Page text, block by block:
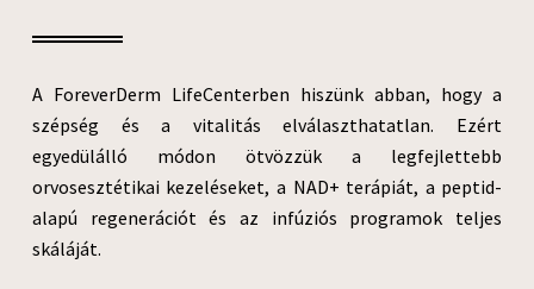
A ForeverDerm LifeCenterben hiszünk abban, hogy a
szépség és a vitalitás elválaszthatatlan. Ezért
egyedülálló módon ötvözzük a legfejlettebb
orvosesztétikai kezeléseket, a NAD+ terápiát, a peptid-
alapú regenerációt és az infúziós programok teljes
skáláját.